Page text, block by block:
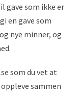
gave som ikke er
en gave som
nye minner, og
som du vet at
sammen